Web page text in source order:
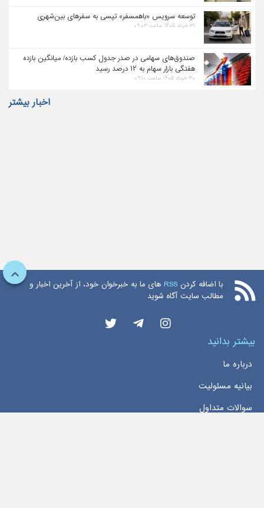
توسعه سرویس «باهمسفر» تپسی به سفرهای بین‌شهری
۳۱ خرداد ۱۴۰۵ ساعت ۰۹:۰۳
صندوق‌های سهامی در صدر جدول کسب بازده/ میانگین بازده
هفتگی بازار سهام به ۱۲ درصد رسید
۳۰ خرداد ۱۴۰۵ ساعت ۰۹:۱۰
اخبار بیشتر
با اضافه کردن RSS های ما به خبرخوان خود، از آخرین اخبار و
مطالب سایت آگاه شوید
بیشتر بدانید
درباره ما
بیانیه مسئولیت
سوالات متداول